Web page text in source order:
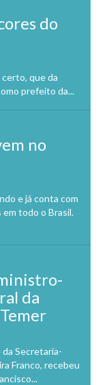
do
que da
prefeito da...
no
e já conta com
todo o Brasil.
da
Secretaria-
Franco, recebeu